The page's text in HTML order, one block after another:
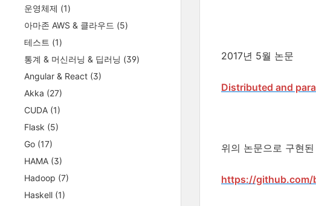
운영체제 (1)
아마존 AWS & 클라우드 (5)
테스트 (1)
통계 & 머신러닝 & 딥러닝 (39)
Angular & React (3)
Akka (27)
CUDA (1)
Flask (5)
Go (17)
HAMA (3)
Hadoop (7)
Haskell (1)
2017년 5월 논문
Distributed and
위의 논문으로 구현
https://github.com/